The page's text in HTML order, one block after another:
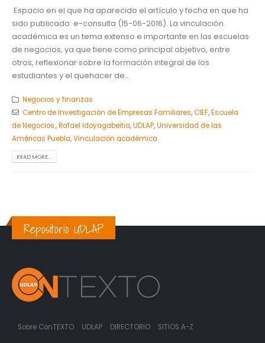
Espacio en el que ha aparecido el artículo y fecha en que ha
sido publicado: e-consulta (15-06-2016). La vinculación
académica es un tema extenso e importante en las escuelas
de negocios, ya que tiene como principal objetivo, entre
otros, reflexionar sobre la formación integral de los
estudiantes y el quehacer de...
Negocios y finanzas
Centro de Investigación de Empresas Familiares,CIEF,Escuela
de Negocios.,Rafael Idoyagabeitia,UDLAP,Universidad de las
Américas Puebla,Vinculación académica
READ MORE...
Repositorio UDLAP
Sobre ConTEXTO UDLAP DIRECTORIO SITIOS A-Z